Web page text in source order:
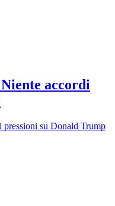
accordi
pressioni su Donald Trump